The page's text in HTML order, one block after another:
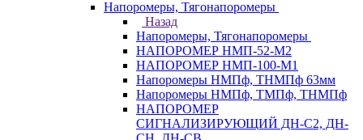
Напоромеры, Тягонапоромеры
Назад
Напоромеры, Тягонапоромеры
НАПОРОМЕР НМП-52-М2
НАПОРОМЕР НМП-100-М1
Напоромеры НМПф, ТНМПф 63мм
Напоромеры НМПф, ТМПф, ТНМПф
НАПОРОМЕР
СИГНАЛИЗИРУЮЩИЙ ДН-С2, ДН-